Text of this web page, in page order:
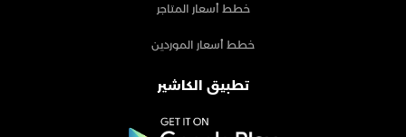
خطط أسعار المتاجر
خطط أسعار الموردين
تطبيق الكاشير